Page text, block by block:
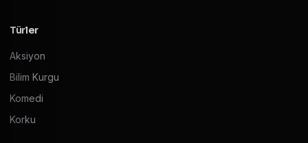
Türler
Aksiyon
Bilim Kurgu
Komedi
Korku